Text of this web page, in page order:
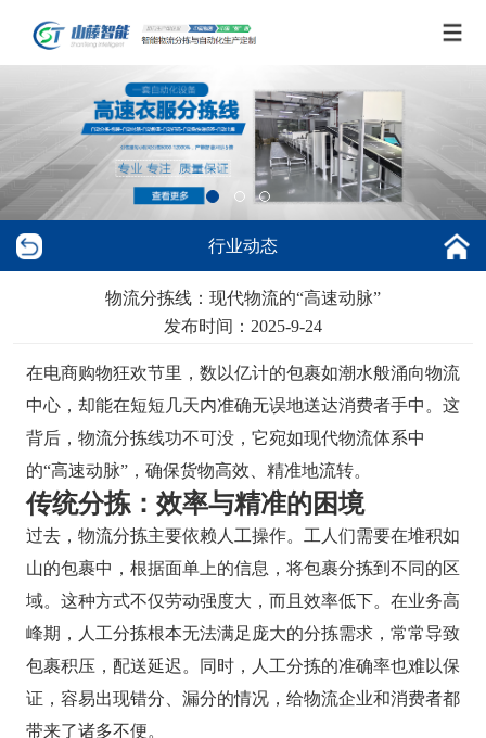
行业动态
物流分拣线：现代物流的“高速动脉”
发布时间：2025-9-24
在电商购物狂欢节里，数以亿计的包裹如潮水般涌向物流
中心，却能在短短几天内准确无误地送达消费者手中。这
背后，物流分拣线功不可没，它宛如现代物流体系中
的“高速动脉”，确保货物高效、精准地流转。
传统分拣：效率与精准的困境
过去，物流分拣主要依赖人工操作。工人们需要在堆积如
山的包裹中，根据面单上的信息，将包裹分拣到不同的区
域。这种方式不仅劳动强度大，而且效率低下。在业务高
峰期，人工分拣根本无法满足庞大的分拣需求，常常导致
包裹积压，配送延迟。同时，人工分拣的准确率也难以保
证，容易出现错分、漏分的情况，给物流企业和消费者都
带来了诸多不便。